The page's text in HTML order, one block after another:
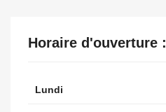
Horaire d'ouverture :
Lundi